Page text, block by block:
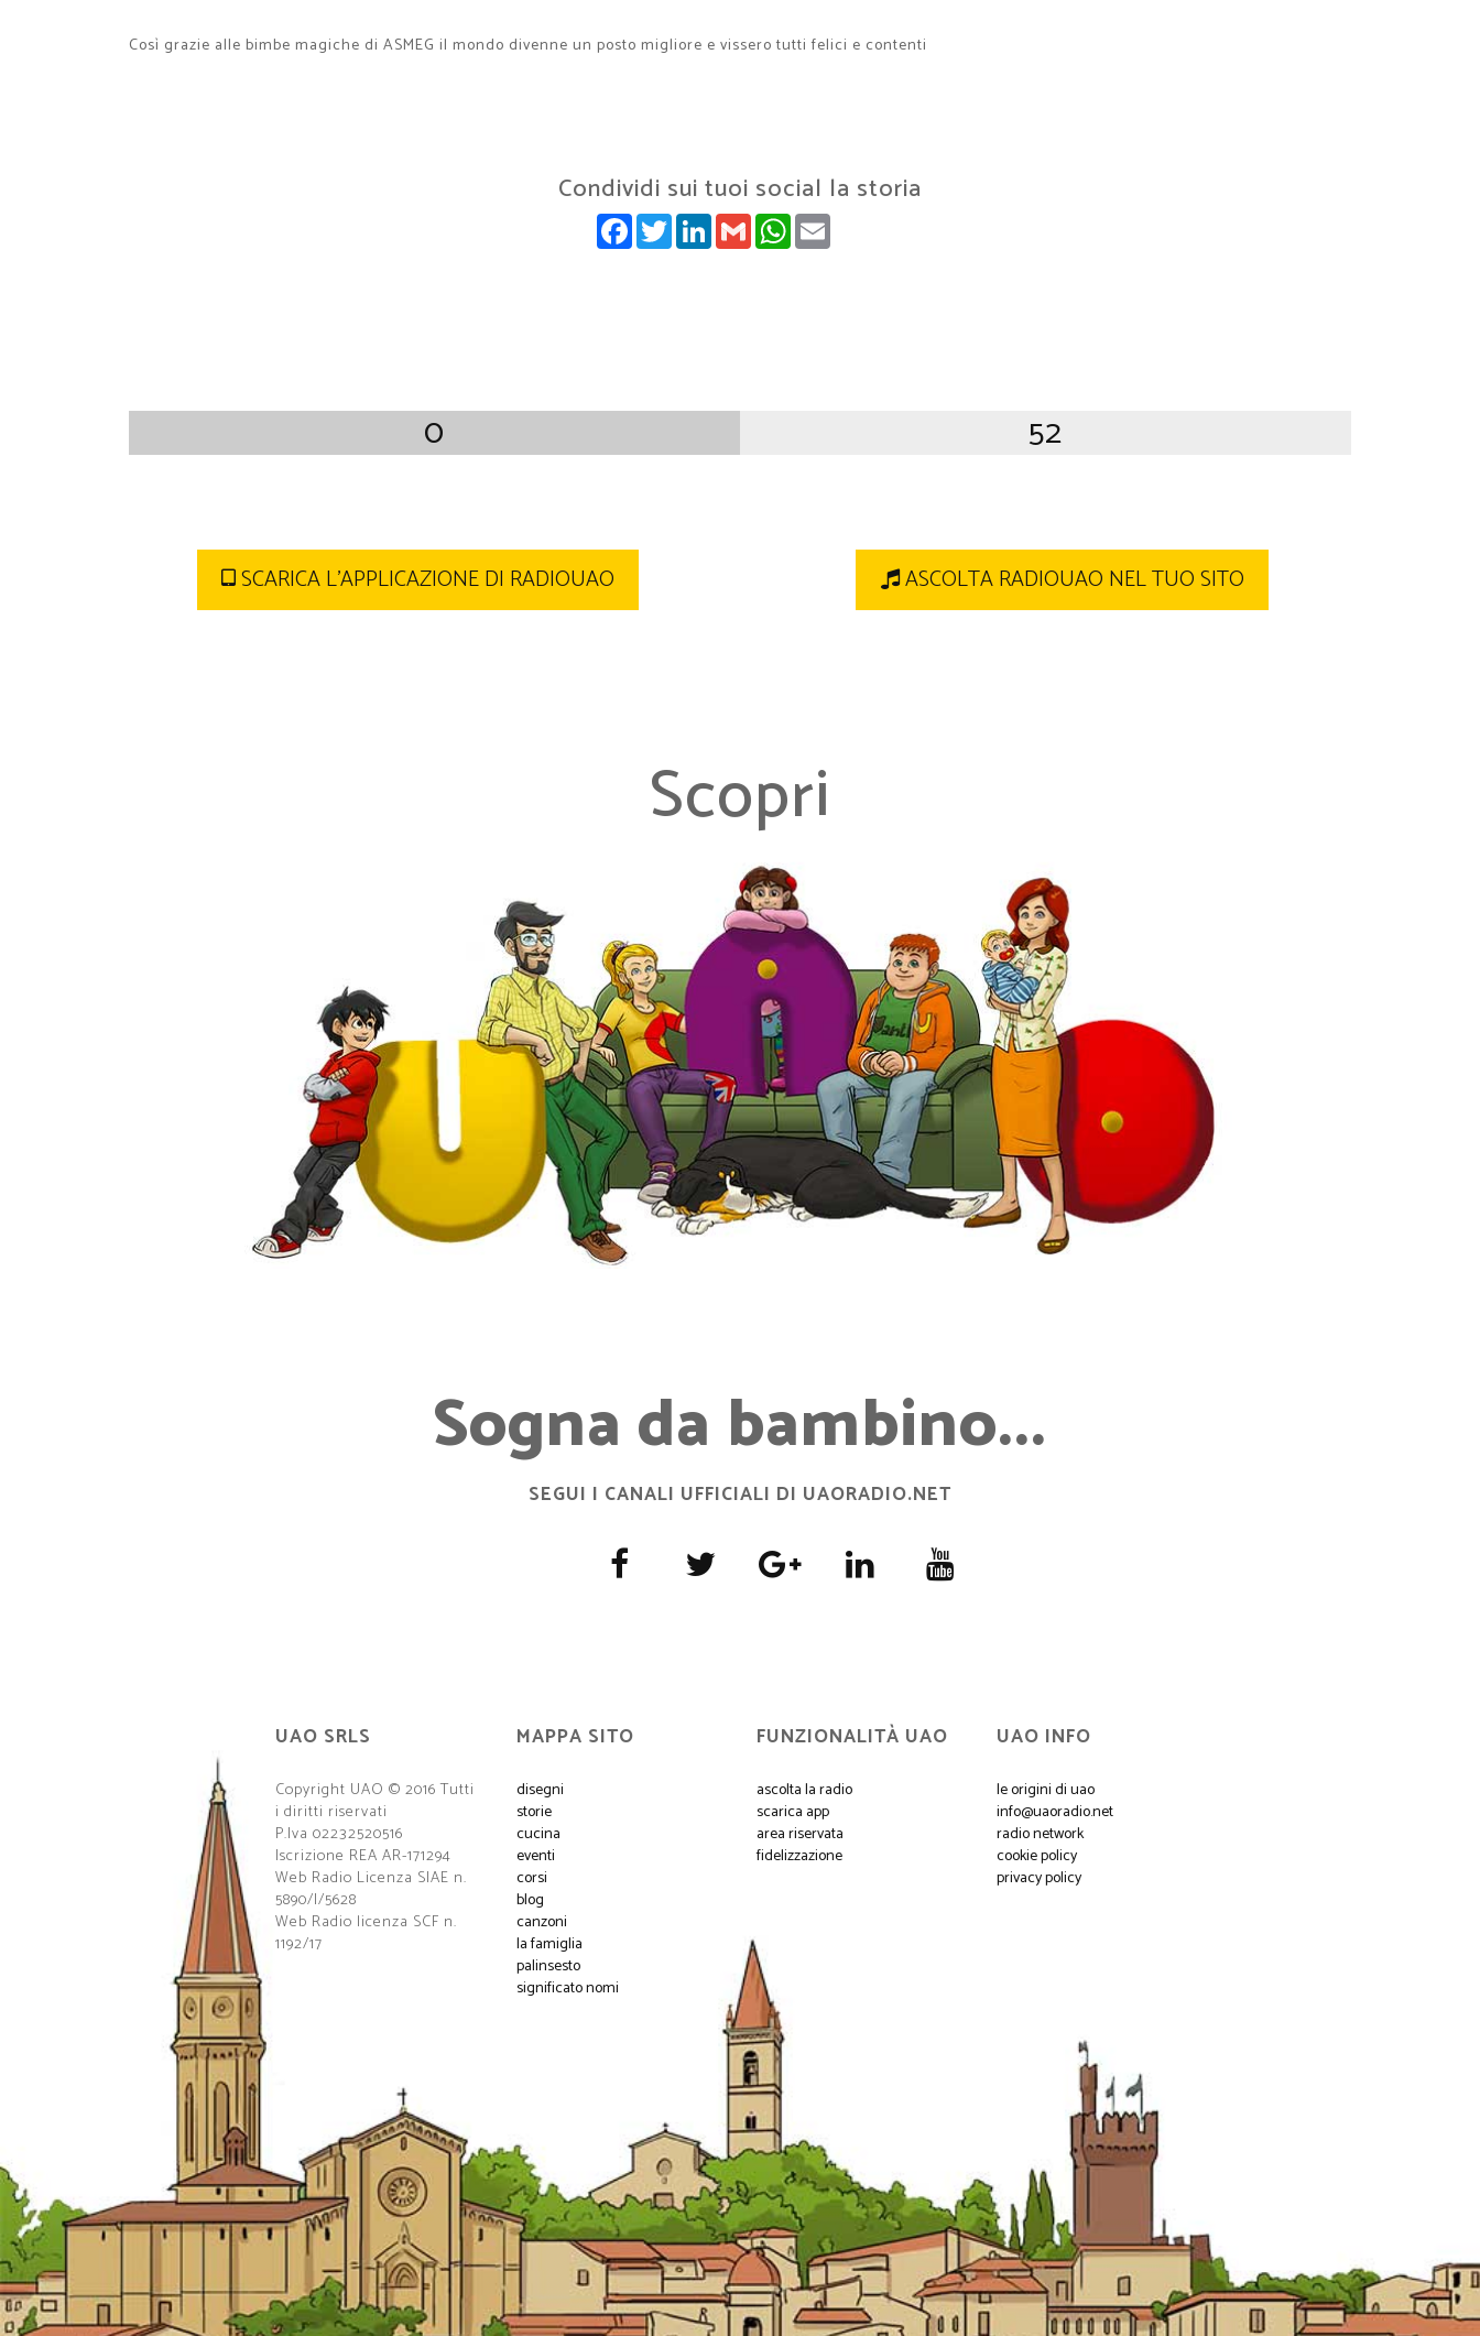
Così grazie alle bimbe magiche di ASMEG il mondo divenne un posto migliore e vissero tutti felici e contenti
Condividi sui tuoi social la storia
FACEBOOK
TWITTERLINKEDIN
GMAILWHATSAPP
0 52
SCARICA L'APPLICAZIONE DI RADIOUAO ASCOLTA RADIOUAO NEL TUO SITO
Scopri
Sogna da bambino...
SEGUI I CANALI UFFICIALI DI UAORADIO.NET
UAO SRLS
Copyright UAO © 2016 Tutti
i diritti riservati
P.Iva 02232520516
Iscrizione REA AR-171294
Web Radio Licenza SIAE n.
5890/I/5628
Web Radio licenza SCF n.
1192/17
MAPPA SITO
disegni
storie
cucina
eventi
corsi
blog
canzoni
la famiglia
palinsesto
significato nomi
FUNZIONALITÀ UAO
ascolta la radio
scarica app
area riservata
fidelizzazione
UAO INFO
le origini di uao
info@uaoradio.net
radio network
cookie policy
privacy policy